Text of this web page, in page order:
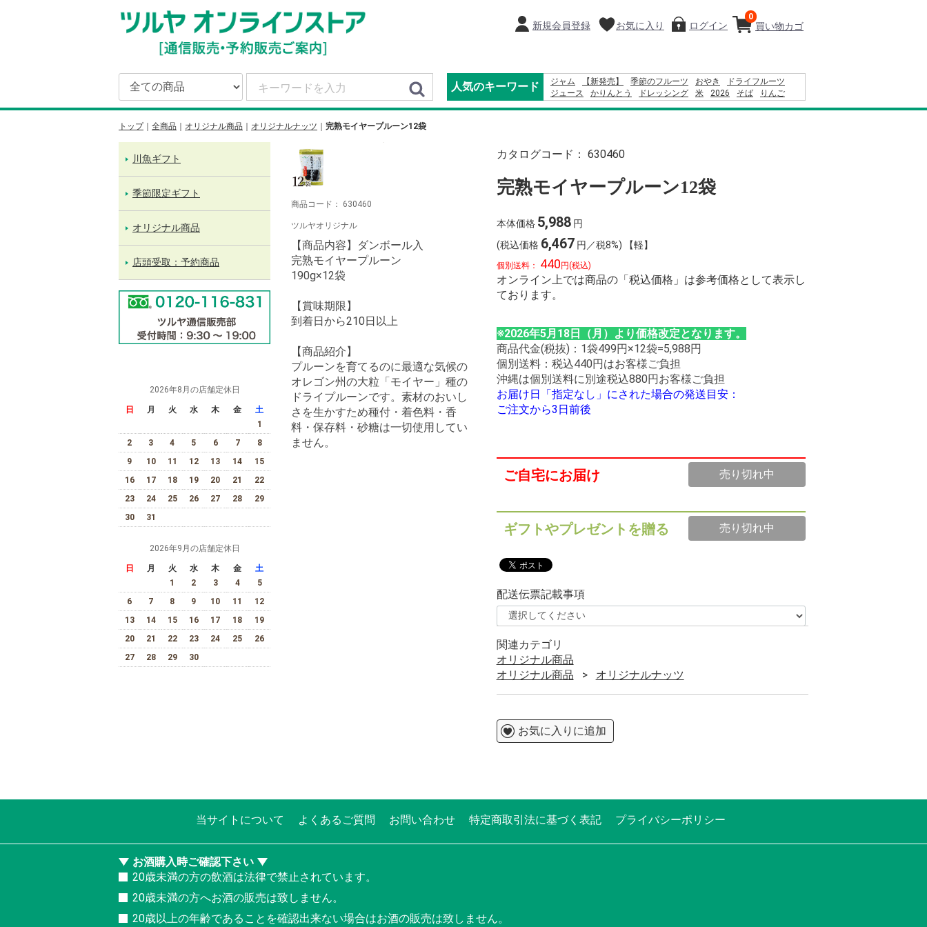
買い物カゴ
0
新規会員登録 お気に入り ログイン
人気のキーワード ジャム 【新発売】 季節のフルーツ おやき
ドライフルーツ
ジュース
かりんとう ドレッシング 米 2026 そば
りんご
トップ
全商品 オリジナル商品 オリジナルナッツ 完熟モイヤープルーン12袋
川魚ギフト
季節限定ギフト
オリジナル商品
店頭受取：予約商品
2026年8月の店舗定休日
日 月 火 水 木 金
土
1
2
3 4 5 6 7
8
9
10 11 12 13 14
15
16
17 18 19 20 21
22
23
24 25 26 27 28
29
30
31
2026年9月の店舗定休日
日 月 火 水 木 金
土
1
2 3 4
5
6
7 8 9 10 11
12
13
14 15 16 17 18
19
20
21 22 23 24 25
26
27
28 29 30
カタログコード： 630460
完熟モイヤープルーン12袋
本体価格 5,988円
(税込価格 6,467 円／税8%) 【軽】
個別送料： 440 円(税込)
オンライン上では商品の「税込価格」は参考価格として表示し
ております。
※2026年5月18日（月）より価格改定となります。
商品代金(税抜)：1袋499円×12袋=5,988円
個別送料：税込440円はお客様ご負担
沖縄は個別送料に別途税込880円お客様ご負担
お届け日「指定なし」にされた場合の発送目安：
ご注文から3日前後
ご自宅にお届け 売り切れ中
ギフトやプレゼントを贈る 売り切れ中
配送伝票記載事項
商品コード： 630460
ツルヤオリジナル
【商品内容】ダンボール入
完熟モイヤープルーン
190g×12袋
【賞味期限】
到着日から210日以上
【商品紹介】
プルーンを育てるのに最適な気候の
オレゴン州の大粒「モイヤー」種の
ドライプルーンです。素材のおいし
さを生かすため種付・着色料・香
料・保存料・砂糖は一切使用してい
ません。
関連カテゴリ
オリジナル商品
オリジナル商品
オリジナルナッツ
お気に入りに追加
当サイトについて よくあるご質問 お問い合わせ 特定商取引法に基づく表記 プライバシーポリシー
お酒購入時ご確認下さい
20歳未満の方の飲酒は法律で禁止されています。
20歳未満の方へお酒の販売は致しません。
20歳以上の年齢であることを確認出来ない場合はお酒の販売は致しません。